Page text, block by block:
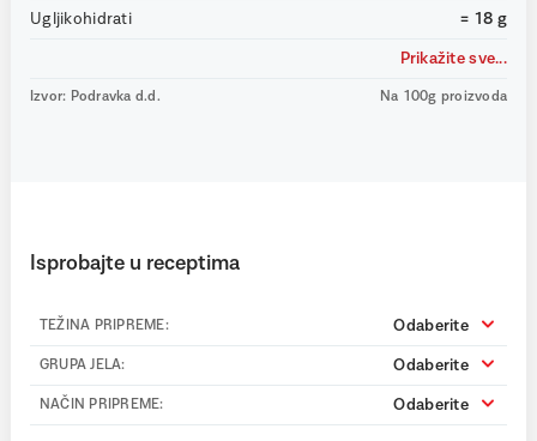
Ugljikohidrati = 18 g
Prikažite sve...
Izvor: Podravka d.d. Na 100g proizvoda
Isprobajte u receptima
TEŽINA PRIPREME: Odaberite
GRUPA JELA: Odaberite
NAČIN PRIPREME: Odaberite